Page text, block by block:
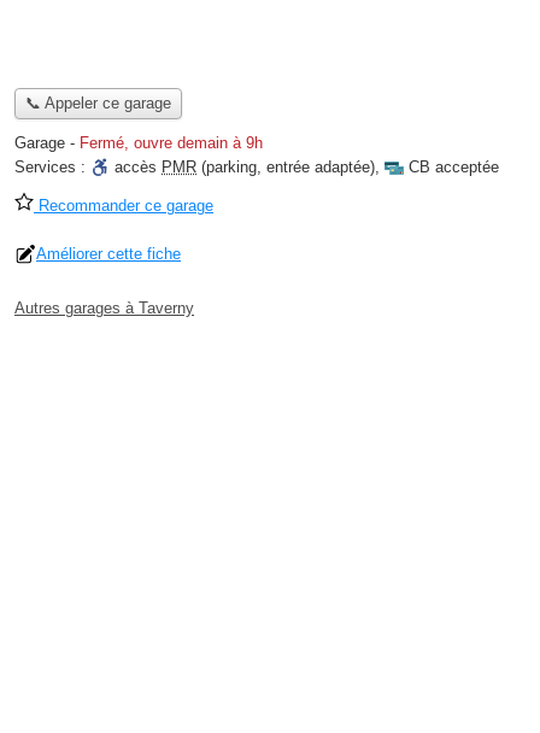
📞 Appeler ce garage
Garage - Fermé, ouvre demain à 9h
Services :
accès PMR (parking, entrée adaptée), CB acceptée
Recommander ce garage
Améliorer cette fiche
Autres garages à Taverny